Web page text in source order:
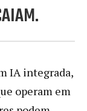
IA integrada,
operam em